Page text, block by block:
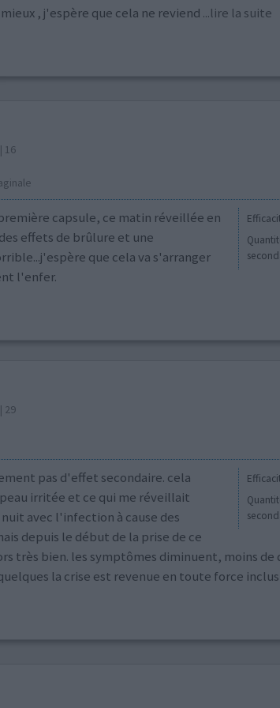
, j'espère que cela ne reviend ...lire la suite
16
capsule, ce matin réveillée en
effets de brûlure et une
que cela va s'arranger
l'enfer.
29
pas d'effet secondaire. cela
irritée et ce qui me réveillait
avec l'infection à cause des
depuis le début de la prise de ce
très bien. les symptômes diminuent, moins de
la crise est revenue en toute force inclus